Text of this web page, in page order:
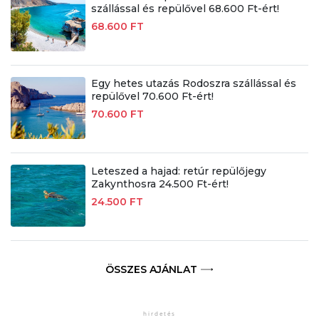
szállással és repülővel 68.600 Ft-ért!
68.600 FT
Egy hetes utazás Rodoszra szállással és
repülővel 70.600 Ft-ért!
70.600 FT
Leteszed a hajad: retúr repülőjegy
Zakynthosra 24.500 Ft-ért!
24.500 FT
ÖSSZES AJÁNLAT